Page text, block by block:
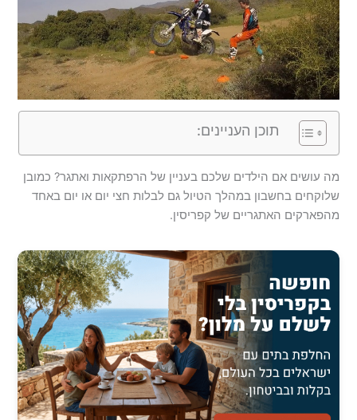
תוכן העניינים:
מה עושים אם הילדים שלכם בעניין של הרפתקאות ואתגר? כמובן
שלוקחים בחשבון במהלך הטיול גם לבלות חצי יום או יום באחד
מהפארקים האתגריים של קפריסין.